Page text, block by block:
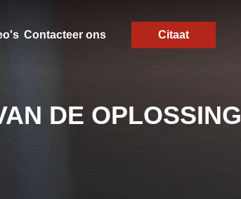
Contacteer ons Citaat
DE OPLOSSING